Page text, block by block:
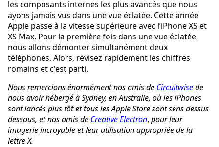
les composants internes les plus avancés que nous
ayons jamais vus dans une vue éclatée. Cette année
Apple passe à la vitesse supérieure avec l’iPhone XS et
XS Max. Pour la première fois dans une vue éclatée,
nous allons démonter simultanément deux
téléphones. Alors, révisez rapidement les chiffres
romains et c'est parti.
Nous remercions énormément nos amis de Circuitwisede
nous avoir hébergé à Sydney, en Australie, où les iPhones
sont lancés plus tôt et tous les Apple Store sont sens dessus
dessous, et nos amis de Creative Electron, pour leur
imagerie incroyable et leur utilisation appropriée de la
lettre X.